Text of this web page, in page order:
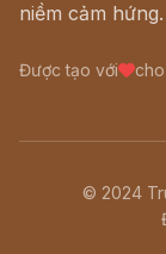
niềm cảm hứng.
Được tạo với
© 2024